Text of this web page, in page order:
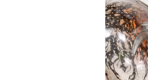
GALERIE CHANTAL CROUSEL